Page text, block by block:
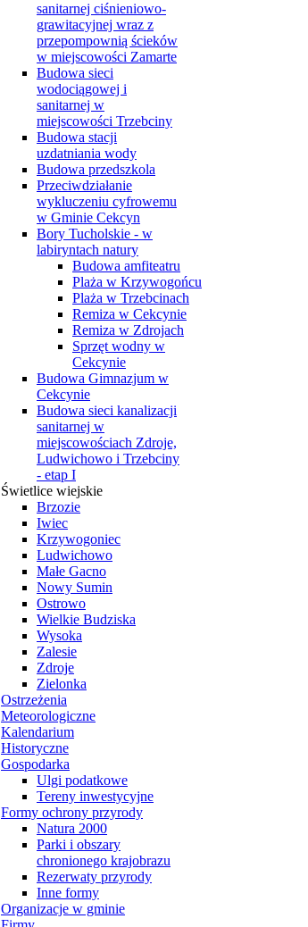
sanitarnej ciśnieniowo-
grawitacyjnej wraz z
przepompownią ścieków
w miejscowości Zamarte
Budowa sieci
wodociągowej i
sanitarnej w
miejscowości Trzebciny
Budowa stacji
uzdatniania wody
Budowa przedszkola
Przeciwdziałanie
wykluczeniu cyfrowemu
w Gminie Cekcyn
Bory Tucholskie - w
labiryntach natury
Budowa amfiteatru
Plaża w Krzywogońcu
Plaża w Trzebcinach
Remiza w Cekcynie
Remiza w Zdrojach
Sprzęt wodny w
Cekcynie
Budowa Gimnazjum w
Cekcynie
Budowa sieci kanalizacji
sanitarnej w
miejscowościach Zdroje,
Ludwichowo i Trzebciny
- etap I
Świetlice wiejskie
Brzozie
Iwiec
Krzywogoniec
Ludwichowo
Małe Gacno
Nowy Sumin
Ostrowo
Wielkie Budziska
Wysoka
Zalesie
Zdroje
Zielonka
Ostrzeżenia
Meteorologiczne
Kalendarium
Historyczne
Gospodarka
Ulgi podatkowe
Tereny inwestycyjne
Formy ochrony przyrody
Natura 2000
Parki i obszary
chronionego krajobrazu
Rezerwaty przyrody
Inne formy
Organizacje w gminie